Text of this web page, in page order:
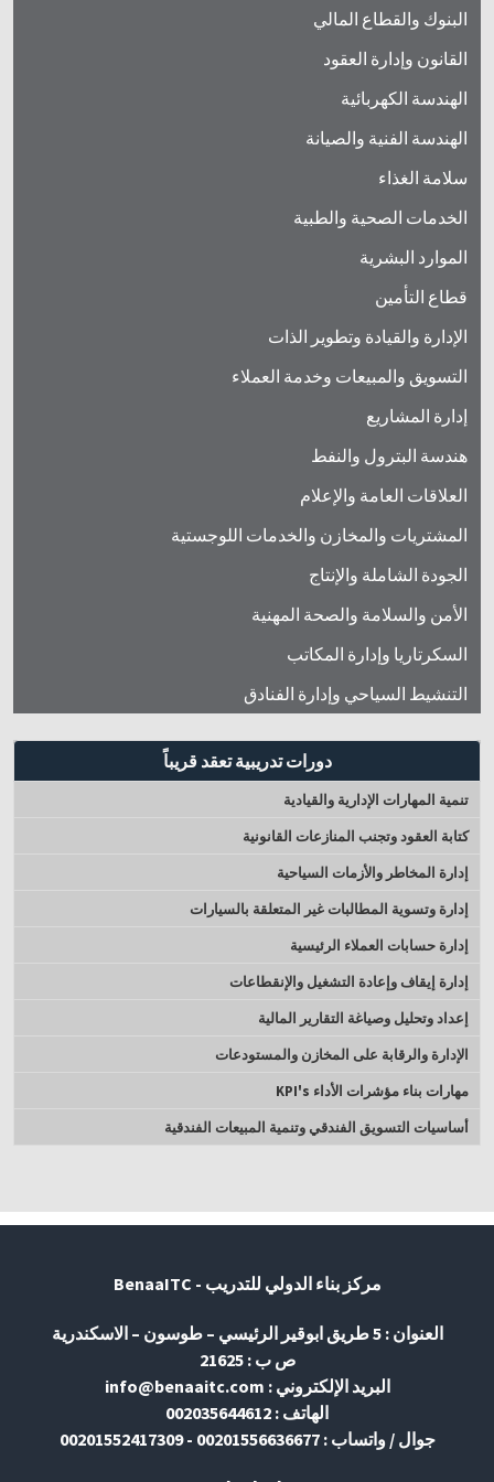
البنوك والقطاع المالي
القانون وإدارة العقود
الهندسة الكهربائية
الهندسة الفنية والصيانة
سلامة الغذاء
الخدمات الصحية والطبية
الموارد البشرية
قطاع التأمين
الإدارة والقيادة وتطوير الذات
التسويق والمبيعات وخدمة العملاء
إدارة المشاريع
هندسة البترول والنفط
العلاقات العامة والإعلام
المشتريات والمخازن والخدمات اللوجستية
الجودة الشاملة والإنتاج
الأمن والسلامة والصحة المهنية
السكرتاريا وإدارة المكاتب
التنشيط السياحي وإدارة الفنادق
دورات تدريبية تعقد قريباً
تنمية المهارات الإدارية والقيادية
كتابة العقود وتجنب المنازعات القانونية
إدارة المخاطر والأزمات السياحية
إدارة وتسوية المطالبات غير المتعلقة بالسيارات
إدارة حسابات العملاء الرئيسية
إدارة إيقاف وإعادة التشغيل والإنقطاعات
إعداد وتحليل وصياغة التقارير المالية
الإدارة والرقابة على المخازن والمستودعات
مهارات بناء مؤشرات الأداء KPI's
أساسيات التسويق الفندقي وتنمية المبيعات الفندقية
مركز بناء الدولي للتدريب - BenaaITC
العنوان : 5 طريق ابوقير الرئيسي – طوسون – الاسكندرية
ص ب : 21625
البريد الإلكتروني : info@benaaitc.com
الهاتف : 002035644612
جوال / واتساب : 00201556636677 - 00201552417309